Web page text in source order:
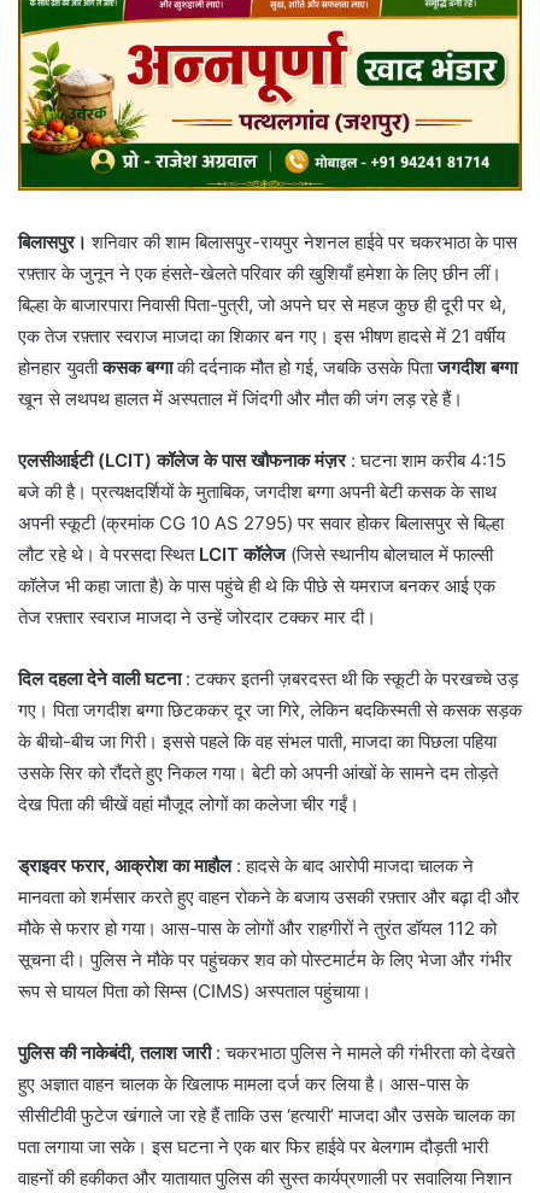
बिलासपुर। शनिवार की शाम बिलासपुर-रायपुर नेशनल हाईवे पर चकरभाठा के पास
रफ़्तार के जुनून ने एक हंसते-खेलते परिवार की खुशियाँ हमेशा के लिए छीन लीं।
बिल्हा के बाजारपारा निवासी पिता-पुत्री, जो अपने घर से महज कुछ ही दूरी पर थे,
एक तेज रफ़्तार स्वराज माजदा का शिकार बन गए। इस भीषण हादसे में 21 वर्षीय
होनहार युवतीकसक बग्गाकी दर्दनाक मौत हो गई, जबकि उसके पिताजगदीश बग्गा
खून से लथपथ हालत में अस्पताल में जिंदगी और मौत की जंग लड़ रहे हैं।
एलसीआईटी (LCIT) कॉलेज के पास खौफनाक मंज़र: घटना शाम करीब 4:15
बजे की है। प्रत्यक्षदर्शियों के मुताबिक, जगदीश बग्गा अपनी बेटी कसक के साथ
अपनी स्कूटी (क्रमांक CG 10 AS 2795) पर सवार होकर बिलासपुर से बिल्हा
लौट रहे थे। वे परसदा स्थित LCIT कॉलेज(जिसे स्थानीय बोलचाल में फाल्सी
कॉलेज भी कहा जाता है) के पास पहुंचे ही थे कि पीछे से यमराज बनकर आई एक
तेज रफ़्तार स्वराज माजदा ने उन्हें जोरदार टक्कर मार दी।
दिल दहला देने वाली घटना: टक्कर इतनी ज़बरदस्त थी कि स्कूटी के परखच्चे उड़
गए। पिता जगदीश बग्गा छिटककर दूर जा गिरे, लेकिन बदकिस्मती से कसक सड़क
के बीचो-बीच जा गिरी। इससे पहले कि वह संभल पाती, माजदा का पिछला पहिया
उसके सिर को रौंदते हुए निकल गया। बेटी को अपनी आंखों के सामने दम तोड़ते
देख पिता की चीखें वहां मौजूद लोगों का कलेजा चीर गईं।
ड्राइवर फरार, आक्रोश का माहौल: हादसे के बाद आरोपी माजदा चालक ने
मानवता को शर्मसार करते हुए वाहन रोकने के बजाय उसकी रफ़्तार और बढ़ा दी और
मौके से फरार हो गया। आस-पास के लोगों और राहगीरों ने तुरंत डॉयल 112 को
सूचना दी। पुलिस ने मौके पर पहुंचकर शव को पोस्टमार्टम के लिए भेजा और गंभीर
रूप से घायल पिता को सिम्स (CIMS) अस्पताल पहुंचाया।
पुलिस की नाकेबंदी, तलाश जारी: चकरभाठा पुलिस ने मामले की गंभीरता को देखते
हुए अज्ञात वाहन चालक के खिलाफ मामला दर्ज कर लिया है। आस-पास के
सीसीटीवी फुटेज खंगाले जा रहे हैं ताकि उस ‘हत्यारी’ माजदा और उसके चालक का
पता लगाया जा सके। इस घटना ने एक बार फिर हाईवे पर बेलगाम दौड़ती भारी
वाहनों की हकीकत और यातायात पुलिस की सुस्त कार्यप्रणाली पर सवालिया निशान